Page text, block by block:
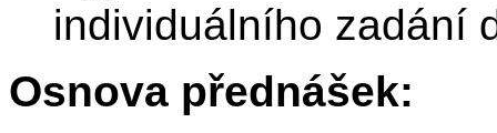
individuálního zadání
Osnova přednášek: